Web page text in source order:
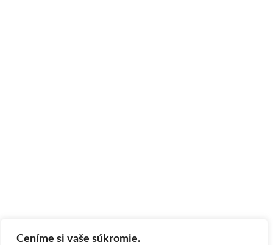
Ceníme si vaše súkromie.